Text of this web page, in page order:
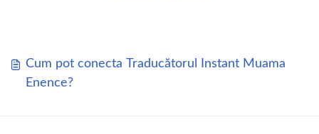
Cum pot conecta Traducătorul Instant Muama
Enence?